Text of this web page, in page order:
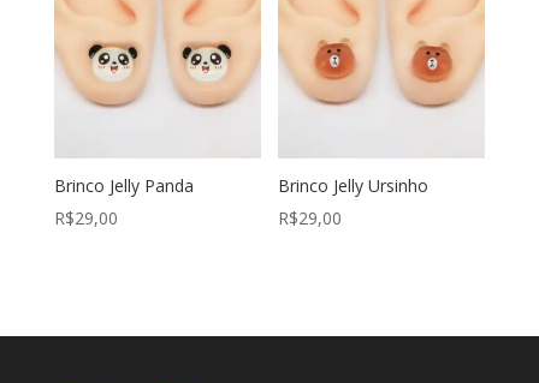
Brinco Jelly Panda
R$29,00
Brinco Jelly Ursinho
R$29,00